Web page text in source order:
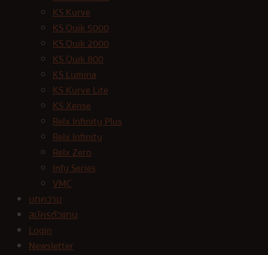
KS Kurve
KS Quik 5000
KS Quik 2000
KS Quik 800
KS Lumina
KS Kurve Lite
KS Xense
Relx Infinity Plus
Relx Infinity
Relx Zero
Infy Series
VMC
บทความ
สมัครตัวแทน
Login
Newsletter